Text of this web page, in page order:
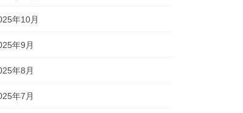
年10月
年9月
年8月
年7月